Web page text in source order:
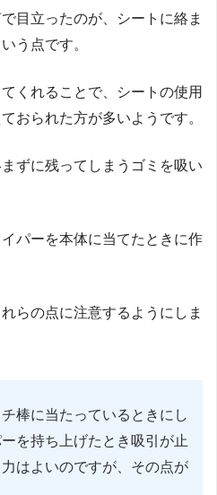
目立ったのが、シートに絡ま
う点です。
くれることで、シートの使用
おられた方が多いようです。
ずに残ってしまうゴミを吸い
パーを本体に当てたときに作
らの点に注意するようにしま
棒に当たっているときにし
を持ち上げたとき吸引が止
はよいのですが、その点が